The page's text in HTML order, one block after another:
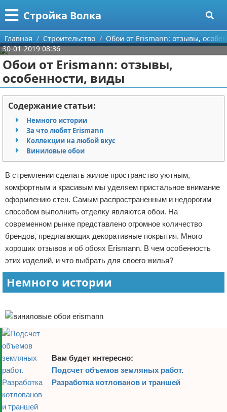
Стройка Волка
Меню
Главная
Категории
Строительство
Мебель
Интерьер и дизайн
Дизайн дачи
Дизайн квартиры
Кухня
Посуда
Ремонт
Ремонт дачи
Ремонт квартиры
Инструменты
Ванная
Домашний быт
Коммунальные услуги
Сантехника
Безопасность
Стройматериалы
Разное
Поиск
О проекте
Контакты
Сотрудничество
Размещение рекламы
Для правообладателей
Условия предоставления информации
Отказ от ответственности
Главная Строительство
Обои от Erismann: отзывы,
30-01-2019 08:36
Обои от Erismann: отзывы,
особенности, виды
Содержание статьи:
Немного истории
За что любят Erismann
Коллекции на любой вкус
Виниловые обои
В стремлении сделать жилое пространство уютным,
комфортным и красивым мы уделяем пристальное внимание
оформлению стен. Самым распространенным и недорогим
способом выполнить отделку являются обои. На
современном рынке представлено огромное количество
брендов, предлагающих декоративные покрытия. Много
хороших отзывов и об обоях Erismann. В чем особенность
этих изделий, и что выбрать для своего жилья?
Немного истории
Вам будет интересно:
Подсчет объемов земляных работ.
Разработка котлованов и траншей